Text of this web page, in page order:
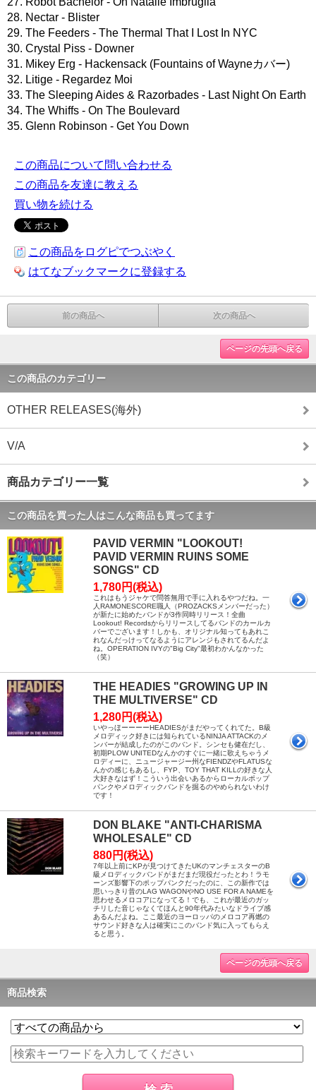
28. Nectar - Blister
29. The Feeders - The Thermal That I Lost In NYC
30. Crystal Piss - Downer
31. Mikey Erg - Hackensack (Fountains of Wayneカバー)
32. Litige - Regardez Moi
33. The Sleeping Aides & Razorbades - Last Night On Earth
34. The Whiffs - On The Boulevard
35. Glenn Robinson - Get You Down
この商品について問い合わせる
この商品を友達に教える
買い物を続ける
この商品をログピでつぶやく
はてなブックマークに登録する
前の商品へ 次の商品へ
ページの先頭へ戻る
この商品のカテゴリー
OTHER RELEASES(海外)
V/A
商品カテゴリー一覧
この商品を買った人はこんな商品も買ってます
PAVID VERMIN "LOOKOUT!
PAVID VERMIN RUINS SOME
SONGS" CD
1,780円(税込)
これはもうジャケで問答無用で手に入れるやつだね。一
人RAMONESCORE職人（PROZACKSメンバーだった）
が新たに始めたバンドが3作同時リリース！全曲
Lookout! Recordsからリリースしてるバンドのカールカ
バーでございます！しかも、オリジナル知ってもあれこ
れなんだっけってなるようにアレンジもされてるんだよ
ね。OPERATION IVYの"Big City"最初わかんなかった
（笑）
THE HEADIES "GROWING UP IN
THE MULTIVERSE" CD
1,280円(税込)
いやっほーーーーHEADIESがまだやってくれてた。B級
メロディック好きには知られているNINJA ATTACKのメ
ンバーが結成したのがこのバンド。シンセも健在だし、
初期PLOW UNITEDなんかのすぐに一緒に歌えちゃうメ
ロディーに、ニュージャージー州なFIENDZやFLATUSな
んかの感じもあるし、FYP、TOY THAT KILLの好きな人
大好きなはず！こういう出会いあるからローカルポップ
パンクやメロディックバンドを掘るのやめられないわけ
です！
DON BLAKE "ANTI-CHARISMA
WHOLESALE" CD
880円(税込)
7年以上前にKPが見つけてきたUKのマンチェスターのB
級メロディックバンドがまだまだ現役だったとわ！ラモ
ーンズ影響下のポップパンクだったのに、この新作では
思いっきり昔のLAG WAGONやNO USE FOR A NAMEを
思わせるメロコアになってる！でも、これが最近のガッ
チリした音じゃなくてほんと90年代みたいなドライブ感
あるんだよね。ここ最近のヨーロッパのメロコア再燃の
サウンド好きな人は確実にこのバンド気に入ってもらえ
ると思う。
ページの先頭へ戻る
商品検索